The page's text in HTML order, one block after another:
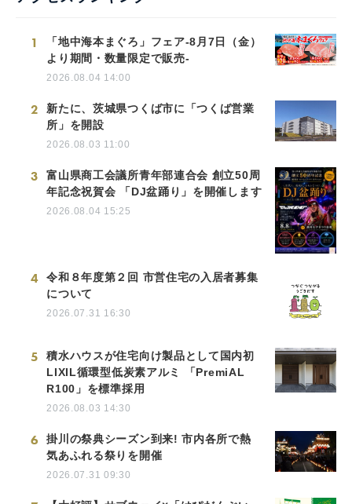
1
「地中海本まぐろ」フェア-8月7日（金）
より期間・数量限定で販売-
2026.08.04 14:00
2
新たに、茨城県つくば市に「つくば営業
所」を開設
2026.08.03 11:00
3
富山県商工会議所青年部連合会 創立50周
年記念祝賀会 「DJ盆踊り」を開催します
2026.08.04 15:25
4
令和８年度第２回 市営住宅の入居者募集
について
2026.07.31 16:30
5
積水ハウスが住宅向け製品として国内初
LIXIL循環型低炭素アルミ 「PremiAL
R100」を標準採用
2026.08.03 14:30
6
掛川の祭典シーズン到来! 市内各所で熱
気あふれる祭りを開催
2026.07.31 09:30